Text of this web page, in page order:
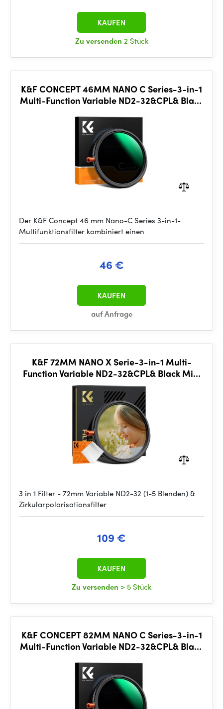
Zu versenden 2 Stück
KAUFEN
K&F CONCEPT 46MM NANO C Series-3-in-1
Multi-Function Variable ND2-32&CPL& Black
Der K&F Concept 46 mm Nano-C Series 3-in-1-
Multifunktionsfilter kombiniert einen
46 €
auf Anfrage
KAUFEN
K&F 72MM NANO X Serie-3-in-1 Multi-
Function Variable ND2-32&CPL& Black Mist
1/4, ultra-thin
3 in 1 Filter - 72mm Variable ND2-32 (1-5 Blenden) &
Zirkularpolarisationsfilter
109 €
Zu versenden > 5 Stück
KAUFEN
K&F CONCEPT 82MM NANO C Series-3-in-1
Multi-Function Variable ND2-32&CPL& Black